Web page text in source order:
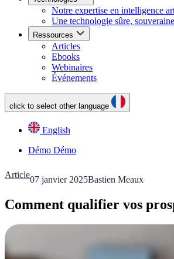
Notre expertise en intelligence
Une technologie sûre,
Ressources
Articles
Ebooks
Webinaires
Événements
click to select other language
English
Démo Démo
Article07 janvier 2025Bastien Meaux
Comment qualifier vos